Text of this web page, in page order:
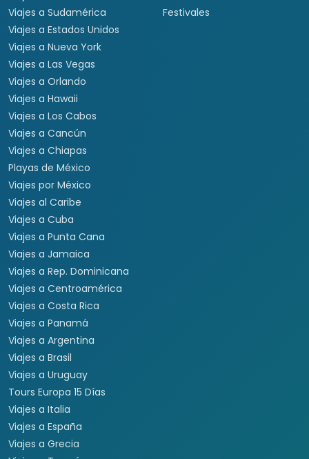
Viajes a Europa
Viajes a Canadá
Viajes a Japón
Viajes a Japón y Corea del
Sur
Viajes a Colombia
Viajes a Perú
Viajes a Sudamérica
Viajes a Estados Unidos
Viajes a Nueva York
Viajes a Las Vegas
Viajes a Orlando
Viajes a Hawaii
Viajes a Los Cabos
Viajes a Cancún
Viajes a Chiapas
Playas de México
Viajes por México
Viajes al Caribe
Viajes a Cuba
Viajes a Punta Cana
Viajes a Jamaica
Viajes a Rep. Dominicana
Viajes a Centroamérica
Viajes a Costa Rica
Viajes a Panamá
Viajes para quinceañeras